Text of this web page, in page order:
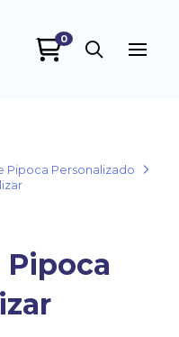
0
Pipoca Personalizado